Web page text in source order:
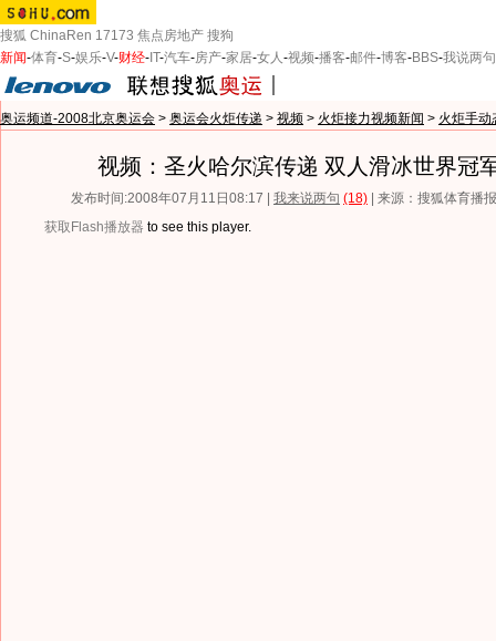
搜狐 ChinaRen 17173 焦点房地产 搜狗
新闻-体育-S-娱乐-V-财经- IT-汽车-房产-家居-女人-视频-播客-邮件-博客-BBS-我说两句
奥运频道-2008北京奥运会 > 奥运会火炬传递 > 视频 > 火炬接力视频新闻 > 火炬手动
视频：圣火哈尔滨传递 双人滑冰世界冠
发布时间:2008年07月11日08:17 | 我来说两句 (18) | 来源：搜狐体育播报
获取Flash播放器 to see this player.